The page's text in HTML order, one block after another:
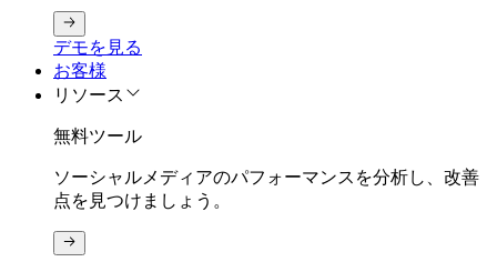
デモを見る
お客様
リソース
無料ツール
ソーシャルメディアのパフォーマンスを分析し、改善
点を見つけましょう。